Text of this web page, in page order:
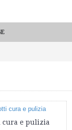
cura e pulizia